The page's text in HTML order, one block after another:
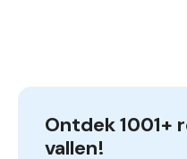
Ontdek 1001+
vallen!